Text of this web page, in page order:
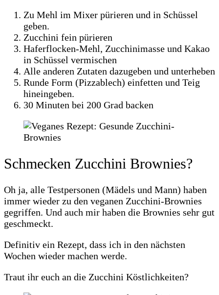
Zu Mehl im Mixer pürieren und in Schüssel
geben.
Zucchini fein pürieren
Haferflocken-Mehl, Zucchinimasse und Kakao
in Schüssel vermischen
Alle anderen Zutaten dazugeben und unterheben
Runde Form (Pizzablech) einfetten und Teig
hineingeben.
30 Minuten bei 200 Grad backen
Schmecken Zucchini Brownies?
Oh ja, alle Testpersonen (Mädels und Mann) haben
immer wieder zu den veganen Zucchini-Brownies
gegriffen. Und auch mir haben die Brownies sehr gut
geschmeckt.
Definitiv ein Rezept, dass ich in den nächsten
Wochen wieder machen werde.
Traut ihr euch an die Zucchini Köstlichkeiten?